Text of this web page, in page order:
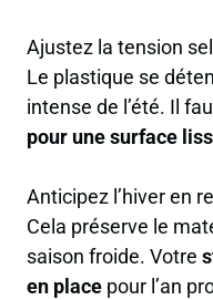
Ajustez la tension
Le plastique se
intense de l’été. Il
pour une surface
Anticipez l’hiver en
Cela préserve le
saison froide. Votre
en place pour l’an